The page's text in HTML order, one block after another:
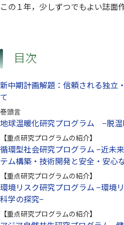
この１年，少しずつでもよい誌面
目次
新中期計画解題：信頼される独立
て
巻頭言
地球温暖化研究プログラム −脱温
【重点研究プログラムの紹介】
循環型社会研究プログラム −近未
テム構築・技術開発と安全・安心
【重点研究プログラムの紹介】
環境リスク研究プログラム −環境
科学の探究−
【重点研究プログラムの紹介】